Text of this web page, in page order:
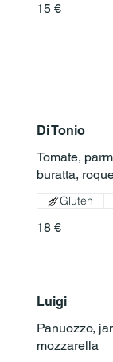
15 €
Di Tonio
Tomate,
buratta,
18 €
Gluten
Luigi
Panuozzo,
mozzarella